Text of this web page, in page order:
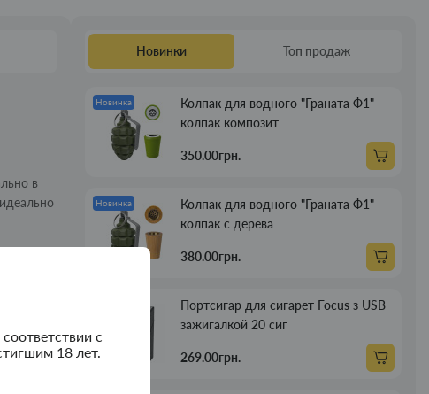
с
18 лет.
в
Новинки Топ продаж
Новинка
Колпак для водного "Граната Ф1" -
колпак композит
350.00грн.
Новинка
Колпак для водного "Граната Ф1" -
колпак с дерева
380.00грн.
Портсигар для сигарет Focus з USB
зажигалкой 20 сиг
269.00грн.